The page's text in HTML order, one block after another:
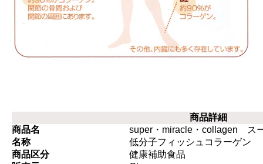
商品詳細
商品名
super・miracle・collagen ス
名称
低分子フィッシュコラーゲン
商品区分
健康補助食品